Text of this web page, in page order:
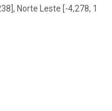
Norte Leste [-4,278,